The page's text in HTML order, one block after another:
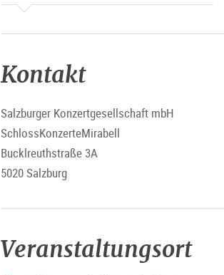
Kontakt
Salzburger Konzertgesellschaft mbH
SchlossKonzerteMirabell
Bucklreuthstraße 3A
5020 Salzburg
Veranstaltungsort